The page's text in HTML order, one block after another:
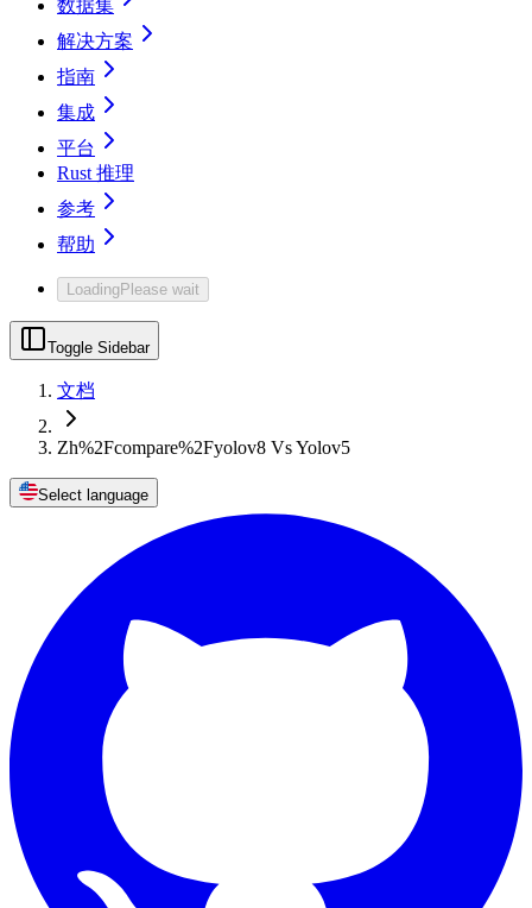
数据集
解决方案
指南
集成
平台
Rust 推理
参考
帮助
LoadingPlease wait
Toggle Sidebar
文档
Zh%2Fcompare%2Fyolov8 Vs Yolov5
Select language